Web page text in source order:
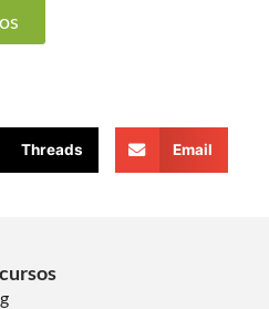
Threads Email